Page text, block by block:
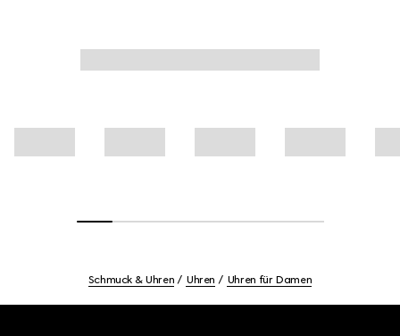
Schmuck & Uhren Uhren Uhren für Damen